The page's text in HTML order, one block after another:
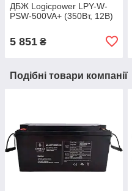
ДБЖ Logicpower LPY-W-
PSW-500VA+ (350Вт, 12В)
5 851 ₴
Подібні товари компанії